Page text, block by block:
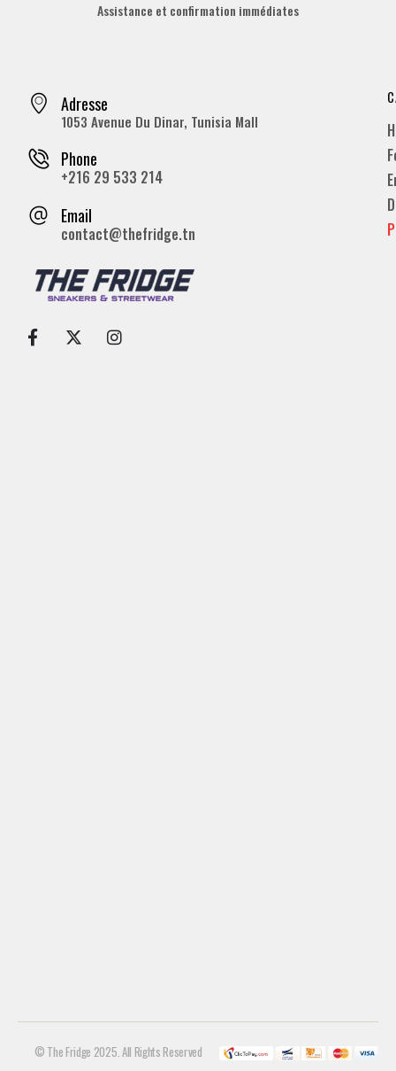
Assistance et confirmation immédiates
Adresse
1053 Avenue Du Dinar, Tunisia Mall
Phone
+216 29 533 214
Email
contact@thefridge.tn
© The Fridge 2025. All Rights Reserved